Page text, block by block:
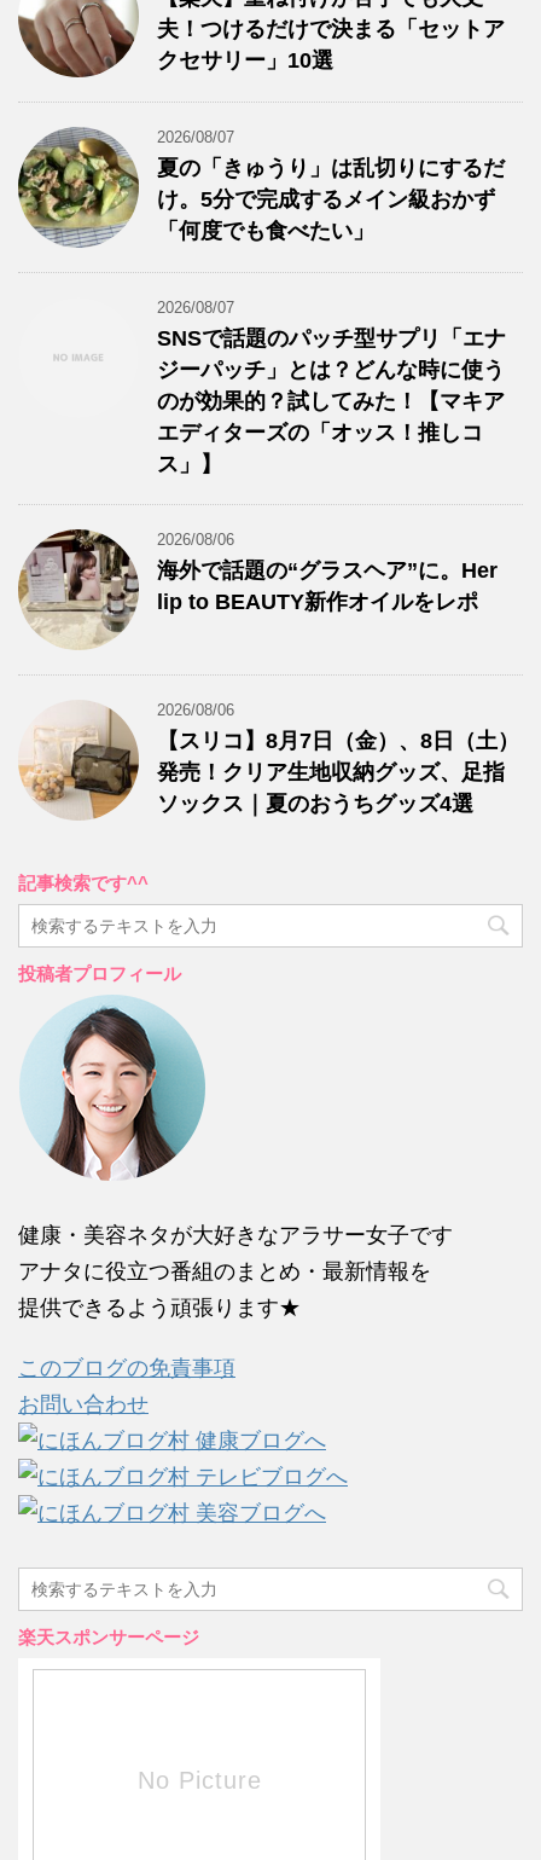
夫！つけるだけで決まる「セットア
クセサリー」10選
2026/08/07
夏の「きゅうり」は乱切りにするだ
け。5分で完成するメイン級おかず
「何度でも食べたい」
2026/08/07
SNSで話題のパッチ型サプリ「エナ
ジーパッチ」とは？どんな時に使う
のが効果的？試してみた！【マキア
エディターズの「オッス！推しコ
ス」】
2026/08/06
海外で話題の“グラスヘア”に。Her
lip to BEAUTY新作オイルをレポ
2026/08/06
【スリコ】8月7日（金）、8日（土）
発売！クリア生地収納グッズ、足指
ソックス｜夏のおうちグッズ4選
記事検索です^^
投稿者プロフィール
健康・美容ネタが大好きなアラサー女子です
アナタに役立つ番組のまとめ・最新情報を
提供できるよう頑張ります★
このブログの免責事項
お問い合わせ
楽天スポンサーページ